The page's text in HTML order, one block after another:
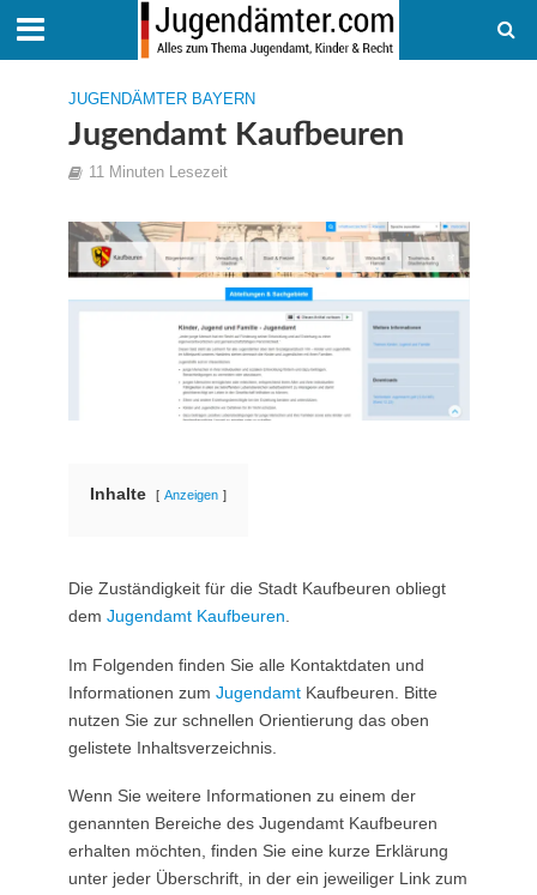
JUGENDÄMTER BAYERN
Jugendamt Kaufbeuren
11 Minuten Lesezeit
Inhalte Anzeigen
Die Zuständigkeit für die Stadt Kaufbeuren obliegt
dem Jugendamt Kaufbeuren
Im Folgenden finden Sie alle Kontaktdaten und
Informationen zum JugendamtKaufbeuren. Bitte
nutzen Sie zur schnellen Orientierung das oben
gelistete Inhaltsverzeichnis.
Wenn Sie weitere Informationen zu einem der
genannten Bereiche des Jugendamt Kaufbeuren
erhalten möchten, finden Sie eine kurze Erklärung
unter jeder Überschrift, in der ein jeweiliger Link zum